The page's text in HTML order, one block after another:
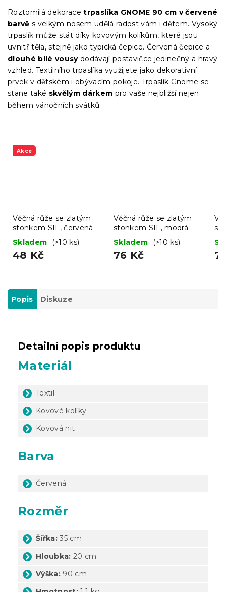
Roztomilá dekoracetrpaslíka GNOME 90 cm v červené
barvě s velkým nosem udělá radost vám i dětem. Vysoký
trpaslík může stát díky kovovým kolíkům, které jsou
uvnitř těla, stejně jako typická čepice. Červená čepice a
dlouhé bílé vousydodávají postavičce jedinečný a hravý
vzhled. Textilního trpaslíka využijete jako dekorativní
prvek v dětském i obývacím pokoje. Trpaslík Gnome se
stane také skvělým dárkem pro vaše nejbližší nejen
během vánočních svátků.
Akce
Věčná růže se zlatým
stonkem SIF, červená
Skladem
(>10 ks)
48 Kč
Věčná růže se zlatým
stonkem SIF, modrá
Skladem
(>10 ks)
76 Kč
Popis Diskuze
Detailní popis produktu
Materiál
Textil
Kovové kolíky
Kovová nit
Barva
Červená
Rozměr
Šířka:35 cm
Hloubka: 20 cm
Výška: 90 cm